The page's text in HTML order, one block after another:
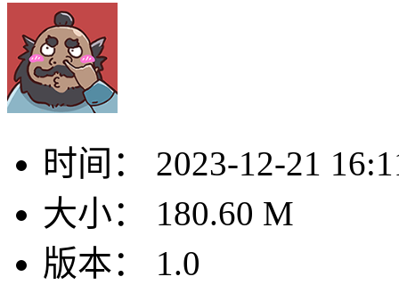
时间：
2023-12-21
大小：
180.60 M
版本：
1.0